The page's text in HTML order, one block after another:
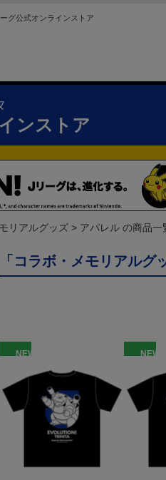
グ公式オンラインストア
ンストア
リアルグッズ アパレル の商品一
「コラボ・メモリアル
NEW NEW